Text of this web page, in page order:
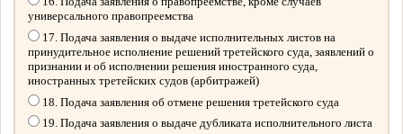
универсального правопреемства
17. Подача заявления о выдаче исполнительных листов на
принудительное исполнение решений третейского суда, заявлений о
признании и об исполнении решения иностранного суда,
иностранных третейских судов (арбитражей)
18. Подача заявления об отмене решения третейского суда
19. Подача заявления о выдаче дубликата исполнительного листа